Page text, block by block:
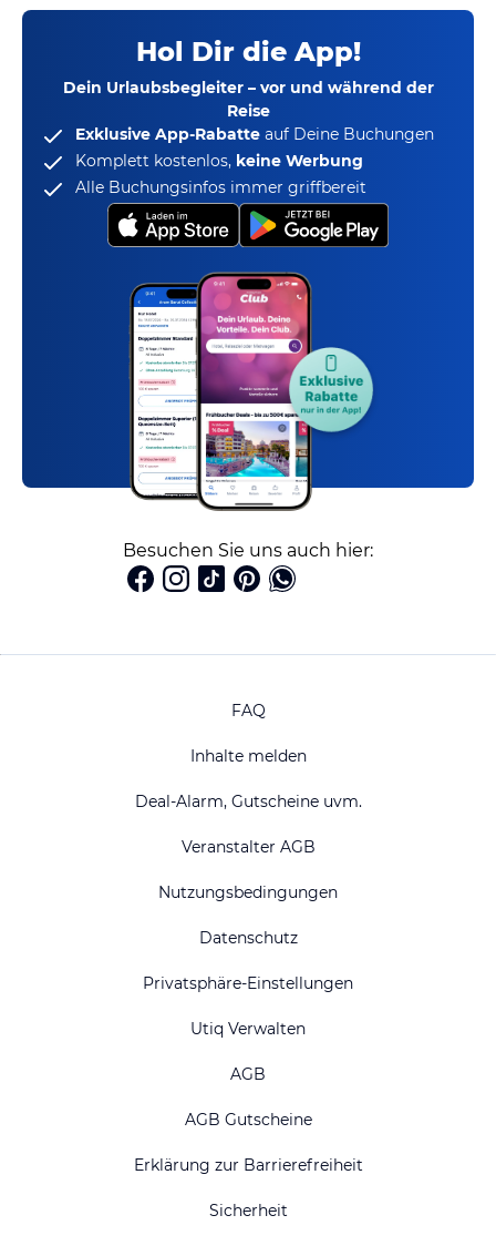
Hol Dir die App!
Dein Urlaubsbegleiter – vor und während der
Reise
Exklusive App-Rabatte auf Deine Buchungen
Komplett kostenlos, keine Werbung
Alle Buchungsinfos immer griffbereit
Besuchen Sie uns auch hier:
FAQ
Inhalte melden
Deal-Alarm, Gutscheine uvm.
Veranstalter AGB
Nutzungsbedingungen
Datenschutz
Privatsphäre-Einstellungen
Utiq Verwalten
AGB
AGB Gutscheine
Erklärung zur Barrierefreiheit
Sicherheit